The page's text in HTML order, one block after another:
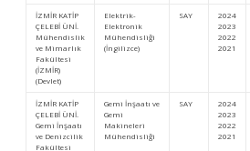
İZMİR KATİP
ÇELEBİ ÜNİ.
Mühendislik
ve Mimarlık
Fakültesi
(İZMİR)
(Devlet)
Elektrik-
Elektronik
Mühendisliği
(İngilizce)
SAY
2024
2023
2022
2021
İZMİR KATİP
ÇELEBİ ÜNİ.
Gemi İnşaatı
ve Denizcilik
Fakültesi
Gemi İnşaatı ve
Gemi
Makineleri
Mühendisliği
SAY
2024
2023
2022
2021